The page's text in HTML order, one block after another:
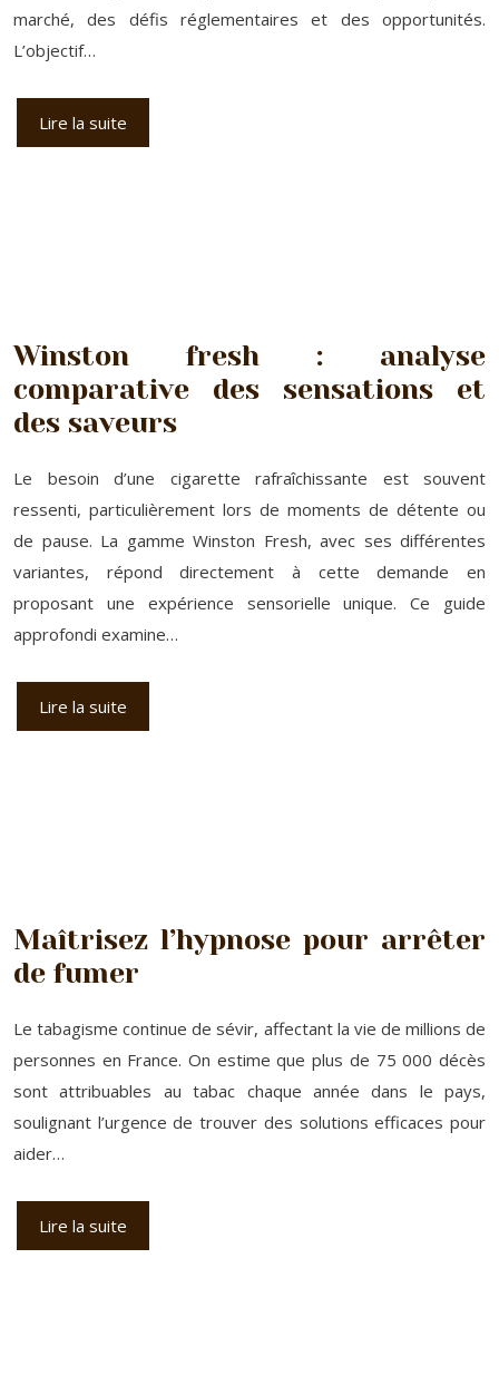
marché, des défis réglementaires et des opportunités.
L’objectif…
Lire la suite
Winston fresh : analyse
comparative des sensations et
des saveurs
Le besoin d’une cigarette rafraîchissante est souvent
ressenti, particulièrement lors de moments de détente ou
de pause. La gamme Winston Fresh, avec ses différentes
variantes, répond directement à cette demande en
proposant une expérience sensorielle unique. Ce guide
approfondi examine…
Lire la suite
Maîtrisez l’hypnose pour arrêter
de fumer
Le tabagisme continue de sévir, affectant la vie de millions de
personnes en France. On estime que plus de 75 000 décès
sont attribuables au tabac chaque année dans le pays,
soulignant l’urgence de trouver des solutions efficaces pour
aider…
Lire la suite